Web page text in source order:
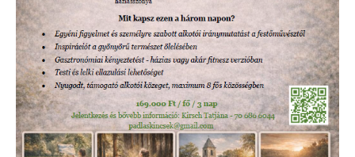
HÉTVÉGÉK
2026
CSOMAGOK
CSOMAGAJÁNLATOK